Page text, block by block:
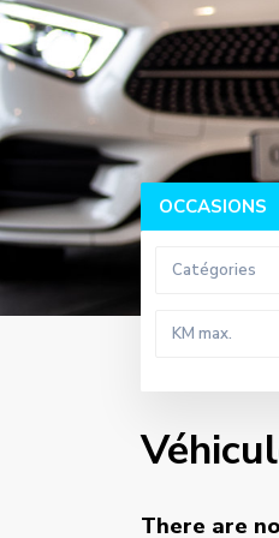
OCCASIONS
Catégories
There are